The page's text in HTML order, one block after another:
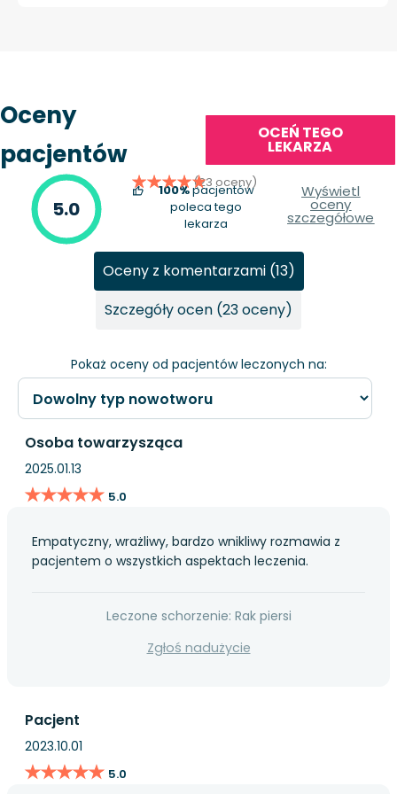
Oceny
pacjentów
OCEŃ TEGO
LEKARZA
5.0
(23 oceny)
100%pacjentów
poleca tego
lekarza
Wyświetl
oceny
szczegółowe
Pokaż oceny od pacjentów leczonych na:
Oceny z komentarzami (13)
Szczegóły ocen (23 oceny)
Osoba towarzysząca
2025.01.13
★★★★★
★★★★★ 5.0
Empatyczny, wrażliwy, bardzo wnikliwy rozmawia z
pacjentem o wszystkich aspektach leczenia.
Leczone schorzenie: Rak piersi
Zgłoś nadużycie
Pacjent
2023.10.01
★★★★★
★★★★★ 5.0